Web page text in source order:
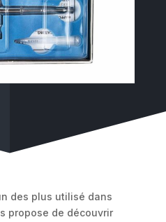
des plus utilisé dans
propose de découvrir